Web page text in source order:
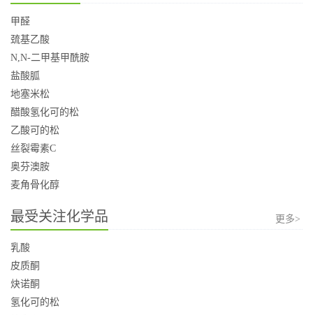
甲醛
巯基乙酸
N,N-二甲基甲酰胺
盐酸胍
地塞米松
醋酸氢化可的松
乙酸可的松
丝裂霉素C
奥芬澳胺
麦角骨化醇
最受关注化学品 更多>
乳酸
皮质酮
炔诺酮
氢化可的松